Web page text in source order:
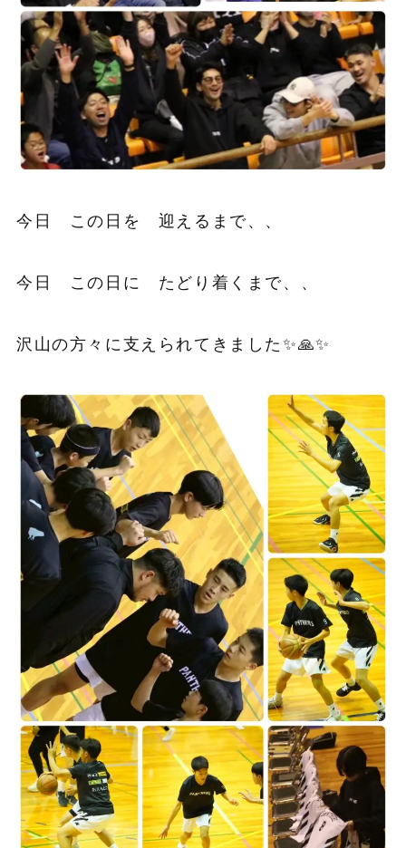
今日 この日を 迎えるまで、、
今日 この日に たどり着くまで、、
沢山の方々に支えられてきました✨🙏✨